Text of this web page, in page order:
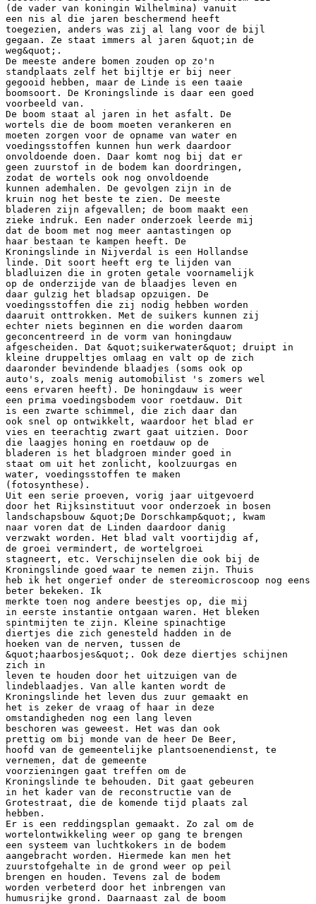
(de vader van koningin Wilhelmina) vanuit
een nis al die jaren beschermend heeft
toegezien, anders was zij al lang voor de bijl
gegaan. Ze staat immers al jaren &quot;in de
weg&quot;.
De meeste andere bomen zouden op zo'n
standplaats zelf het bijltje er bij neer
gegooid hebben, maar de Linde is een taaie
boomsoort. De Kroningslinde is daar een goed
voorbeeld van.
De boom staat al jaren in het asfalt. De
wortels die de boom moeten verankeren en
moeten zorgen voor de opname van water en
voedingsstoffen kunnen hun werk daardoor
onvoldoende doen. Daar komt nog bij dat er
geen zuurstof in de bodem kan doordringen,
zodat de wortels ook nog onvoldoende
kunnen ademhalen. De gevolgen zijn in de
kruin nog het beste te zien. De meeste
bladeren zijn afgevallen; de boom maakt een
zieke indruk. Een nader onderzoek leerde mij
dat de boom met nog meer aantastingen op
haar bestaan te kampen heeft. De
Kroningslinde in Nijverdal is een Hollandse
linde. Dit soort heeft erg te lijden van
bladluizen die in groten getale voornamelijk
op de onderzijde van de blaadjes leven en
daar gulzig het bladsap opzuigen. De
voedingsstoffen die zij nodig hebben worden
daaruit onttrokken. Met de suikers kunnen zij
echter niets beginnen en die worden daarom
geconcentreerd in de vorm van honingdauw
afgescheiden. Dat &quot;suikerwater&quot; druipt in
kleine druppeltjes omlaag en valt op de zich
daaronder bevindende blaadjes (soms ook op
auto's, zoals menig automobilist 's zomers wel
eens ervaren heeft). De honingdauw is weer
een prima voedingsbodem voor roetdauw. Dit
is een zwarte schimmel, die zich daar dan
ook snel op ontwikkelt, waardoor het blad er
vies en teerachtig zwart gaat uitzien. Door
die laagjes honing en roetdauw op de
bladeren is het bladgroen minder goed in
staat om uit het zonlicht, koolzuurgas en
water, voedingsstoffen te maken
(fotosynthese).
Uit een serie proeven, vorig jaar uitgevoerd
door het Rijksinstituut voor onderzoek in bosen
landschapsbouw &quot;De Dorschkamp&quot;, kwam
naar voren dat de Linden daardoor danig
verzwakt worden. Het blad valt voortijdig af,
de groei vermindert, de wortelgroei
stagneert, etc. Verschijnselen die ook bij de
Kroningslinde goed waar te nemen zijn. Thuis
heb ik het ongerief onder de stereomicroscoop nog eens
beter bekeken. Ik
merkte toen nog andere beestjes op, die mij
in eerste instantie ontgaan waren. Het bleken
spintmijten te zijn. Kleine spinachtige
diertjes die zich genesteld hadden in de
hoeken van de nerven, tussen de
&quot;haarbosjes&quot;. Ook deze diertjes schijnen
zich in
leven te houden door het uitzuigen van de
lindeblaadjes. Van alle kanten wordt de
Kroningslinde het leven dus zuur gemaakt en
het is zeker de vraag of haar in deze
omstandigheden nog een lang leven
beschoren was geweest. Het was dan ook
prettig om bij monde van de heer De Beer,
hoofd van de gemeentelijke plantsoenendienst, te
vernemen, dat de gemeente
voorzieningen gaat treffen om de
Kroningslinde te behouden. Dit gaat gebeuren
in het kader van de reconstructie van de
Grotestraat, die de komende tijd plaats zal
hebben.
Er is een reddingsplan gemaakt. Zo zal om de
wortelontwikkeling weer op gang te brengen
een systeem van luchtkokers in de bodem
aangebracht worden. Hiermede kan men het
zuurstofgehalte in de grond weer op peil
brengen en houden. Tevens zal de bodem
worden verbeterd door het inbrengen van
humusrijke grond. Daarnaast zal de boom